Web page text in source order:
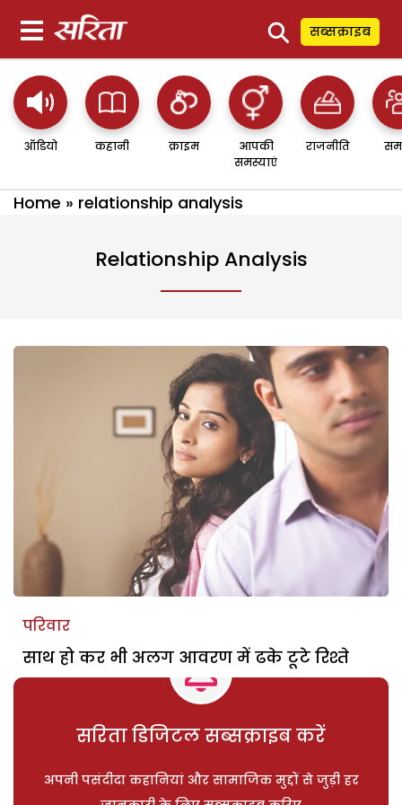
⚲ सब्सक्राइब
ऑडियो कहानी क्राइम
आपकी
समस्याएं
राजनीति
Home » relationship analysis
Relationship Analysis
परिवार
साथ हो कर भी अलग आवरण में ढके टूटे रिश्ते
सरिता डिजिटल सब्सक्राइब करें
अपनी पसंदीदा कहानियां और सामाजिक मुद्दों से जुड़ी हर